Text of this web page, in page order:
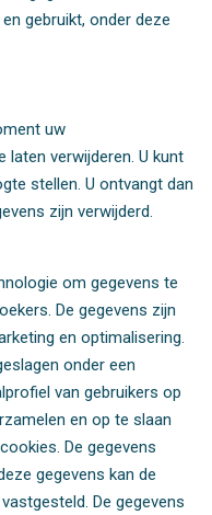
gebruikt, onder deze
uw
verwijderen. U kunt
stellen. U ontvangt dan
zijn verwijderd.
om gegevens te
De gegevens zijn
en optimalisering.
onder een
van gebruikers op
en op te slaan
De gegevens
gegevens kan de
De gegevens